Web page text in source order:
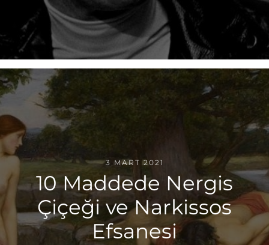
3 MART 2021
10 Maddede Nergis
Çiçeği ve Narkissos
Efsanesi